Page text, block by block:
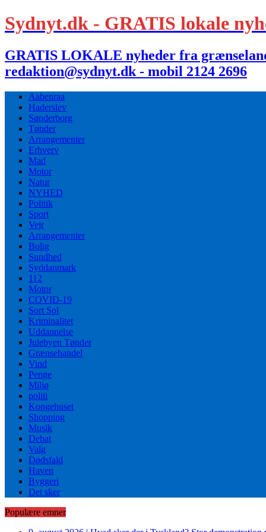
Sydnyt.dk - GRATIS lokale
GRATIS LOKALE nyheder fra
redaktion@sydnyt.dk - mobil 2124 2696
Aabenraa
Haderslev
Sønderborg
Tønder
Arrangementer
Erhverv
Mad
Motor
Natur
NYHED
Politik
Sport
Vejr
Arrangementer
Bolig
Sundhed
Syddanmark
112
Motor
COVID-19
Sort Sol
Kriminalitet
Uddannelse
Julebyen Tønder
Grænsehandel
Vind
Penge
Miljø
politi
Kongehuset
Shopping
Musik
Debat
Valg
Dødsfald
Haven
Byggeri
Det sker
Populære emner